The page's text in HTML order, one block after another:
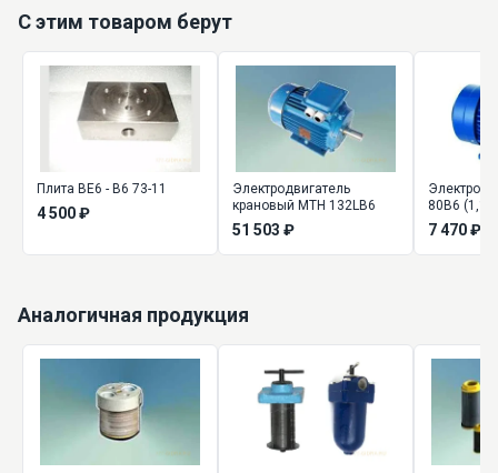
С этим товаром берут
Плита ВЕ6 - В6 73-11
4 500 ₽
Электродвигатель
крановый MTH 132LB6
51 503 ₽
80В6
7 470 ₽
Аналогичная продукция